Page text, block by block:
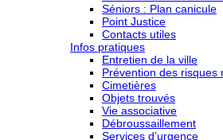
Séniors : Plan canicule
Point Justice
Contacts utiles
Infos pratiques
Entretien de la ville
Prévention des risques
Cimetières
Objets trouvés
Vie associative
Débroussaillement
Services d’urgence